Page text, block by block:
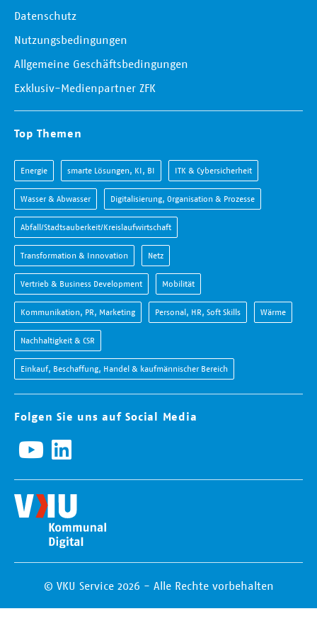
Datenschutz
Nutzungsbedingungen
Allgemeine Geschäftsbedingungen
Exklusiv-Medienpartner ZFK
Top Themen
Energie smarte Lösungen, KI, BI ITK & Cybersicherheit
Wasser & Abwasser Digitalisierung, Organisation & Prozesse
Abfall/Stadtsauberkeit/Kreislaufwirtschaft
Transformation & Innovation Netz
Vertrieb & Business Development Mobilität
Kommunikation, PR, Marketing Personal, HR, Soft Skills Wärme
Nachhaltigkeit & CSR
Einkauf, Beschaffung, Handel & kaufmännischer Bereich
Folgen Sie uns auf Social Media
© VKU Service 2026 - Alle Rechte vorbehalten